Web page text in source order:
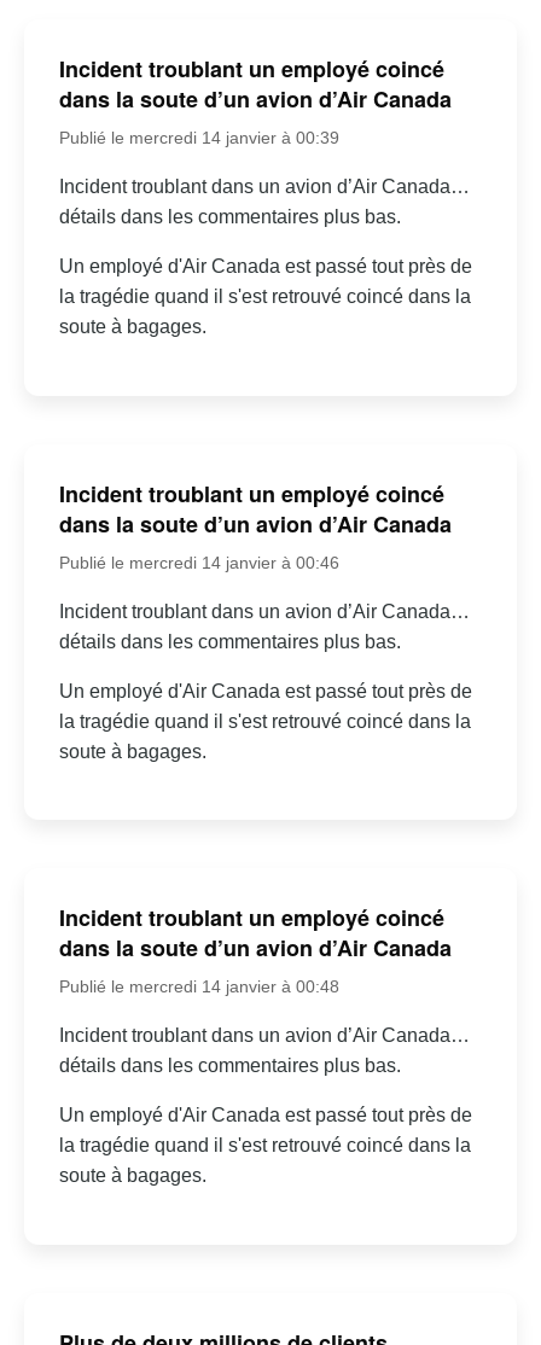
Incident troublant un employé coincé
dans la soute d’un avion d’Air Canada
Publié le mercredi 14 janvier à 00:39
Incident troublant dans un avion d’Air Canada…
détails dans les commentaires plus bas.
Un employé d'Air Canada est passé tout près de
la tragédie quand il s'est retrouvé coincé dans la
soute à bagages.
Incident troublant un employé coincé
dans la soute d’un avion d’Air Canada
Publié le mercredi 14 janvier à 00:46
Incident troublant dans un avion d’Air Canada…
détails dans les commentaires plus bas.
Un employé d'Air Canada est passé tout près de
la tragédie quand il s'est retrouvé coincé dans la
soute à bagages.
Incident troublant un employé coincé
dans la soute d’un avion d’Air Canada
Publié le mercredi 14 janvier à 00:48
Incident troublant dans un avion d’Air Canada…
détails dans les commentaires plus bas.
Un employé d'Air Canada est passé tout près de
la tragédie quand il s'est retrouvé coincé dans la
soute à bagages.